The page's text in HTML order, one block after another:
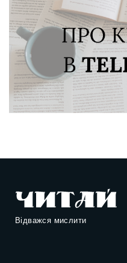
Відважся мислити